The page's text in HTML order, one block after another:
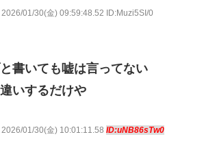
2026/01/30(金) 09:59:48.52 ID:Muzi5SI/0
書いても嘘は言ってない
いするだけや
2026/01/30(金) 10:01:11.58 ID:uNB86sTw0